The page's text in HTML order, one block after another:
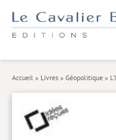
Accueil » Livres » Géopolitique »